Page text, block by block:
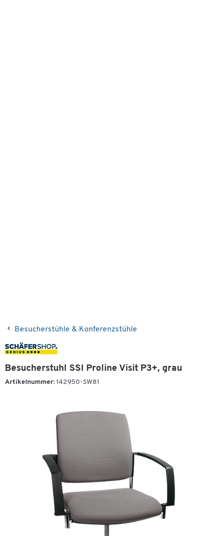
Besucherstühle & Konferenzstühle
Besucherstuhl SSI Proline Visit P3+, grau
Artikelnummer: 142950-SW81